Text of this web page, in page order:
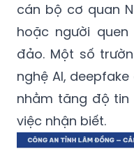
cán bộ cơ quan
hoặc người
đảo. Một số
nghệ AI,
nhằm tăng độ tin
việc nhận biết.